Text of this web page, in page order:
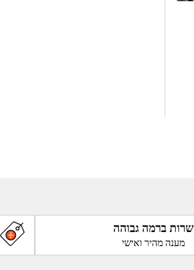
שרות ברמה גבוהה
מענה מהיר ואישי